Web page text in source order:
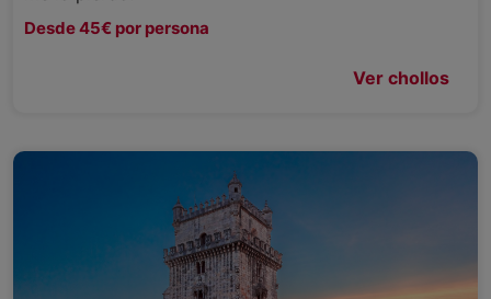
Desde 45€ por persona
Ver chollos